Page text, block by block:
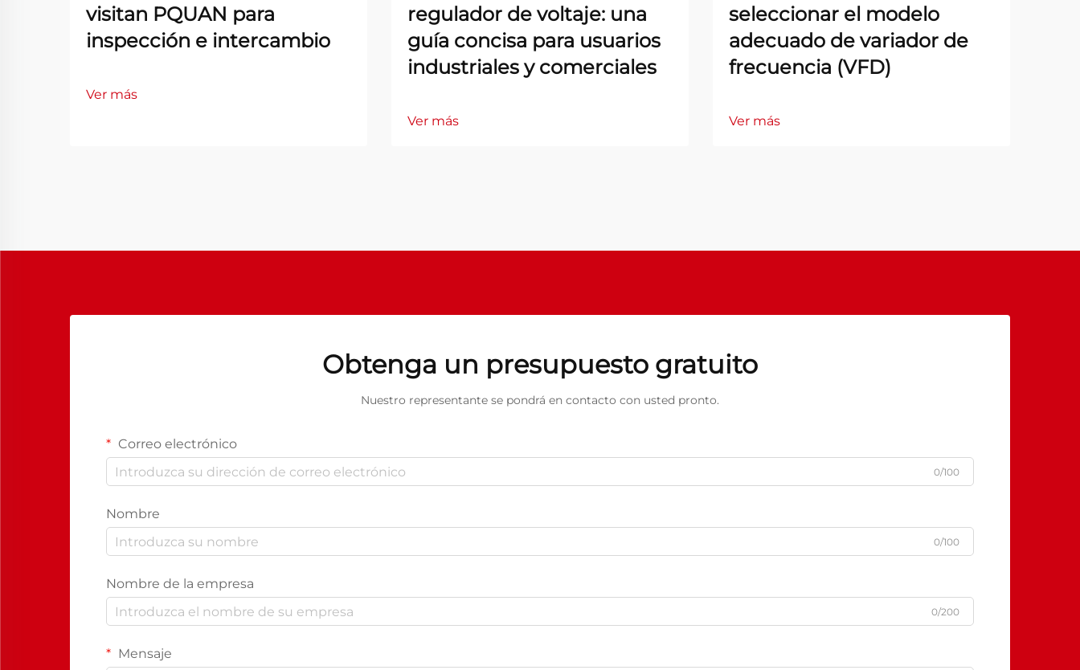
visitan PQUAN para
inspección e intercambio
Ver más
regulador de voltaje: una
guía concisa para usuarios
industriales y comerciales
Ver más
seleccionar el modelo
adecuado de variador de
frecuencia (VFD)
Ver más
Obtenga un presupuesto gratuito
Nuestro representante se pondrá en contacto con usted pronto.
Correo electrónico
0/100
Nombre
0/100
Nombre de la empresa
0/200
Mensaje